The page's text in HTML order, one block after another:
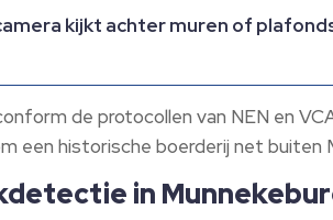
kijkt achter muren of
de protocollen van NEN en
een historische boerderij net buiten
in